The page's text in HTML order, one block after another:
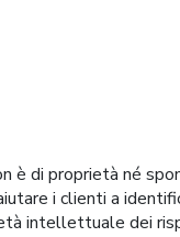
è di proprietà né
i clienti a
intellettuale dei